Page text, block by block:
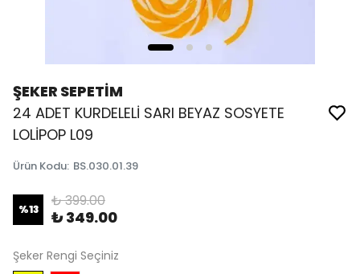
ŞEKER SEPETİM
24 ADET KURDELELİ SARI BEYAZ SOSYETE
LOLİPOP L09
Ürün Kodu: BS.030.01.39
%13 ₺ 399.00
₺ 349.00
Şeker Rengi Seçiniz